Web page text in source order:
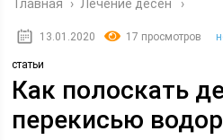
Главная › Лечение десен
13.01.2020 17 просмотров
статьи
Как полоскать
перекисью